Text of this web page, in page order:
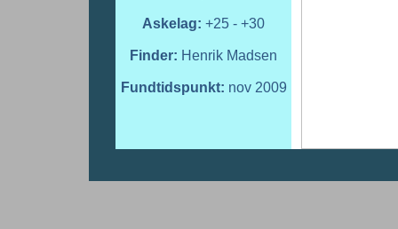
Askelag: +25 - +30
Finder: Henrik Madsen
Fundtidspunkt: nov 2009